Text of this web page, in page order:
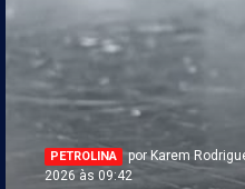
PETROLINA
por Karem
2026 às 09:42